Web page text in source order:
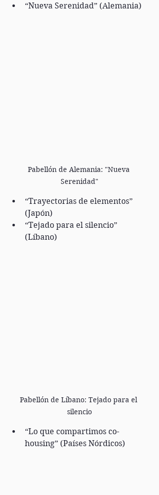
“Nueva Serenidad” (Alemania)
Pabellón de Alemania: "Nueva
Serenidad"
“Trayectorias de elementos”
(Japón)
“Tejado para el silencio”
(Líbano)
Pabellón de Líbano: Tejado para el
silencio
“Lo que compartimos co-
housing” (Países Nórdicos)